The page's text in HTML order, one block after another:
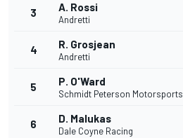
3 A. Rossi
Andretti
4 R. Grosjean
Andretti
5 P. O'Ward
Schmidt Peterson Motorsports
6 D. Malukas
Dale Coyne Racing